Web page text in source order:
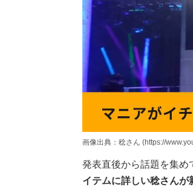
画像出典：稔さん (https://
発表直後から話題を集め
イテムに詳しい稔さん